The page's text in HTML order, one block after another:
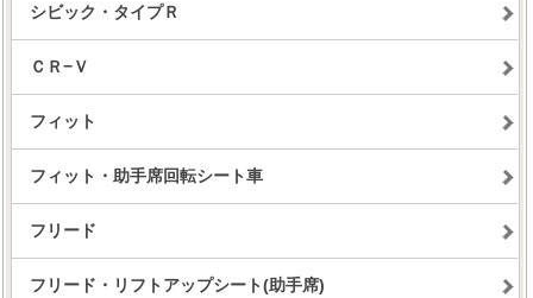
シビック・タイプＲ
ＣＲ−Ｖ
フィット
フィット・助手席回転シート車
フリード
フリード・リフトアップシート(助手席)